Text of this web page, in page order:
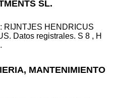
SL.
RIJNTJES HENDRICUS
Datos registrales. S 8 , H
MANTENIMIENTO